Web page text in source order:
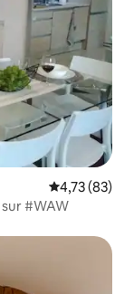
Évaluation
4,73 (83)
#WAW